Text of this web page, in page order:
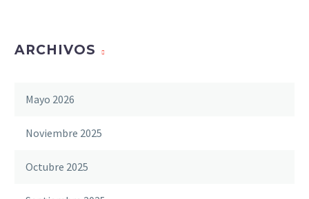
ARCHIVOS
Mayo 2026
Noviembre 2025
Octubre 2025